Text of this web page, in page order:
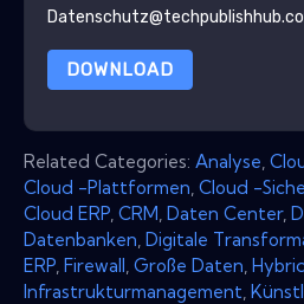
DOWNLOAD
Related Categories: Analyse
Cloud -Plattformen Cloud -
Cloud ERP CRM Daten Center,
Datenbanken Digitale
ERP Firewall Große Daten
Infrastrukturmanagement